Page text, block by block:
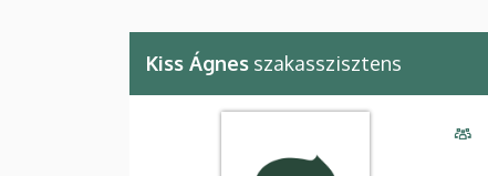
Kiss Ágnes szakasszisztens